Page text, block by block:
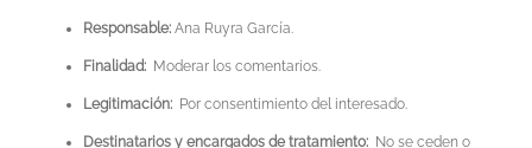
Responsable: Ana Ruyra García.
Finalidad: Moderar los comentarios.
Legitimación: Por consentimiento del interesado.
Destinatarios y encargados de tratamiento: No se ceden o